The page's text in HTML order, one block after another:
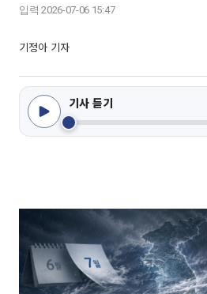
입력 2026-07-06 15:47
기정아 기자
기사 듣기